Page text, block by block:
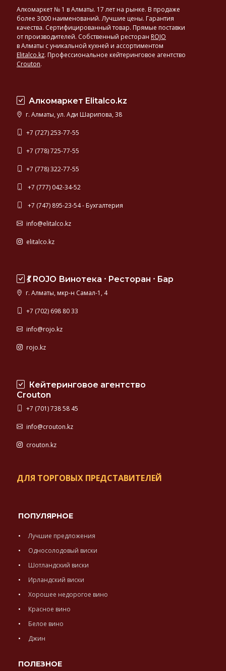
экспортерами
водки
являются
такие
страны,
как
США,
Финляндия,
Германия.
качественная
мира
представлена
данном
каталога.
Алкомаркет № 1 в Алматы. 17 лет на рынке. В продаже
более 3000 наименований. Лучшие цены. Гарантия
качества. Сертифицированный товар. Прямые поставки
от производителей. Собственный ресторан ROJO
в Алматы с уникальной кухней и ассортиментом
Elitalco.kz. Профессиональное кейтеринговое агентство
Crouton.
Алкомаркет Elitalco.kz
г. Алматы, ул. Ади Шарипова, 38
+7 (727) 253-77-55
+7 (778) 725-77-55
+7 (778) 322-77-55
+7 (777) 042-34-52
+7 (747) 895-23-54 - Бухгалтерия
info@elitalco.kz
elitalco.kz
💃 ROJO Винотека ⸱ Ресторан ⸱ Бар
г. Алматы, мкр-н Самал-1, 4
+7 (702) 698 80 33
info@rojo.kz
rojo.kz
Кейтеринговое агентство
Crouton
+7 (701) 738 58 45
info@crouton.kz
crouton.kz
ДЛЯ ТОРГОВЫХ ПРЕДСТАВИТЕЛЕЙ
ПОПУЛЯРНОЕ
Лучшие предложения
Односолодовый виски
Шотландский виски
Ирландский виски
Хорошее недорогое вино
Красное вино
Белое вино
Джин
ПОЛЕЗНОЕ